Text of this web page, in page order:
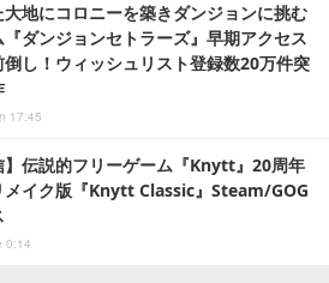
地にコロニーを築きダンジョンに挑む
ダンジョンセトラーズ』早期アクセス
倒し！ウィッシュリスト登録数20万件突
17:45
】伝説的フリーゲーム『Knytt』20周年
メイク版『Knytt Classic』Steam/GOG
0:14